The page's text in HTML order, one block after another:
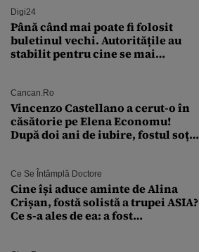
Digi24
Până când mai poate fi folosit
buletinul vechi. Autoritățile au
stabilit pentru cine se mai
Cancan.ro
Vincenzo Castellano a cerut-o în
căsătorie pe Elena Economu!
După doi ani de iubire, fostul soț
Ce Se Întâmplă Doctore
Cine își aduce aminte de Alina
Crișan, fostă solistă a trupei ASIA?
Ce s-a ales de ea: a fost